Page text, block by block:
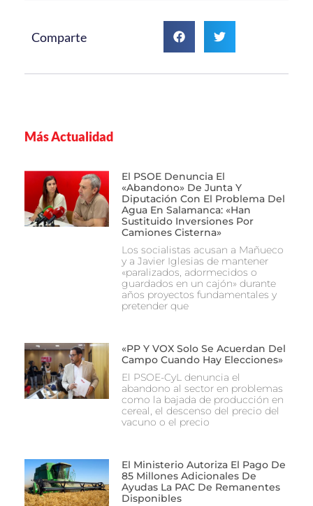
Comparte
Más Actualidad
El PSOE Denuncia El
«abandono» De Junta Y
Diputación Con El Problema Del
Agua En Salamanca: «Han
Sustituido Inversiones Por
Camiones Cisterna»
Los socialistas acusan a Mañueco
y a Javier Iglesias de mantener
«paralizados, adormecidos o
guardados en un cajón» durante
años proyectos fundamentales y
pretender que
«PP Y VOX Solo Se Acuerdan Del
Campo Cuando Hay Elecciones»
El PSOE-CyL denuncia el
abandono al sector en problemas
como la bajada de producción en
cereal, el descenso del precio del
vacuno o el precio
El Ministerio Autoriza El Pago De
85 Millones Adicionales De
Ayudas La PAC De Remanentes
Disponibles